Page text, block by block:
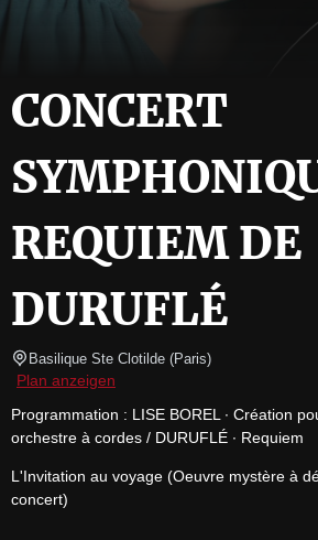
CONCERT
REQUIEM DE
DURUFLÉ
Basilique Ste Clotilde (Paris)
Plan anzeigen
Programmation : LISE BOREL ∙ Création
orchestre à cordes / DURUFLÉ ∙ Requiem
L'Invitation au voyage (Oeuvre mystère à
concert)